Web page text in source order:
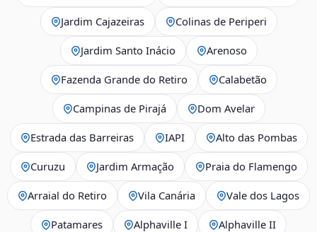
Jardim Cajazeiras Colinas de Periperi
Jardim Santo Inácio Arenoso
Fazenda Grande do Retiro Calabetão
Campinas de Pirajá Dom Avelar
Estrada das Barreiras IAPI Alto das Pombas
Curuzu Jardim Armação Praia do Flamengo
Arraial do Retiro Vila Canária Vale dos Lagos
Patamares Alphaville I Alphaville II